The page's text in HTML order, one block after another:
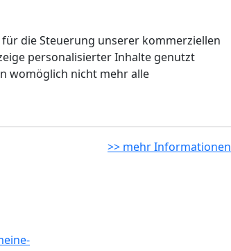
die Steuerung unserer kommerziellen
personalisierter Inhalte genutzt
womöglich nicht mehr alle
>> mehr Informationen